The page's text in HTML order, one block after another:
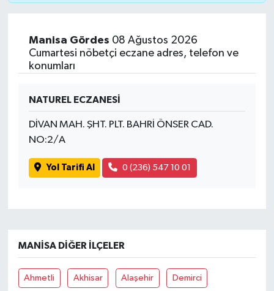
Manisa Gördes 08 Ağustos 2026
Cumartesi nöbetçi eczane adres, telefon ve
konumları
NATUREL ECZANESİ
DİVAN MAH. ŞHT. PLT. BAHRİ ÖNSER CAD.
NO:2/A
Yol Tarifi Al 0 (236) 547 10 01
MANISA DIĞER İLÇELER
Ahmetli Akhisar Alaşehir Demirci